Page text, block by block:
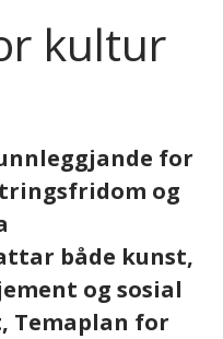
kultur
for
og
både kunst,
og sosial
for